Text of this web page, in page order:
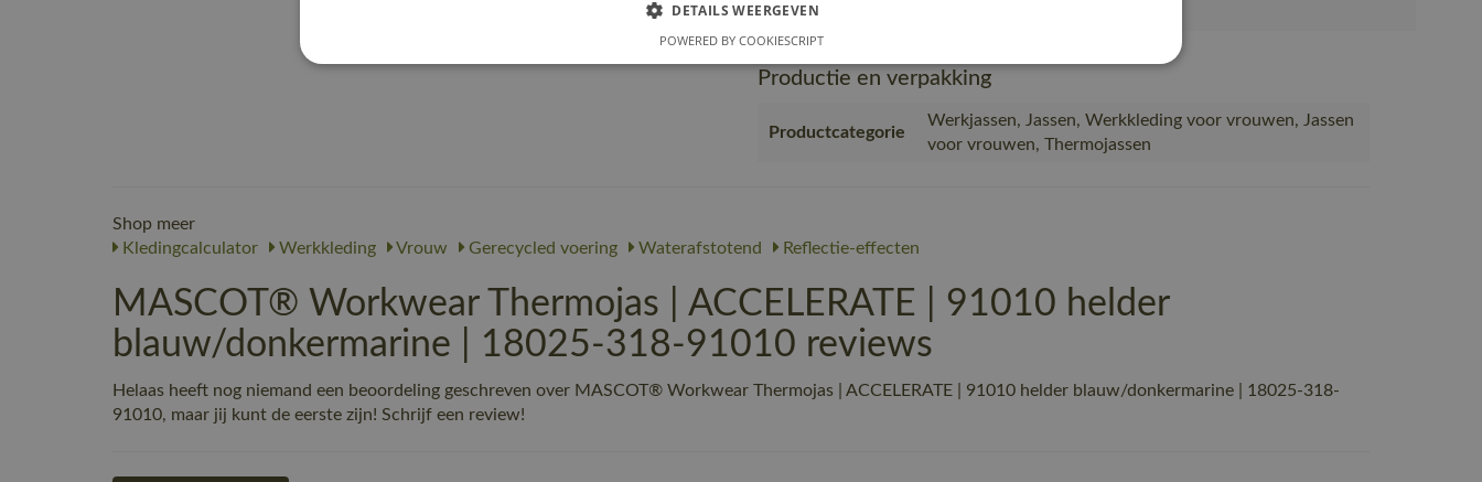
Productie en verpakking
Productcategorie
Werkjassen, Jassen, Werkkleding voor vrouwen, Jassen
voor vrouwen, Thermojassen
Shop meer
Kledingcalculator
Werkkleding Vrouw Gerecycled voering Waterafstotend Reflectie-effecten
MASCOT® Workwear Thermojas | ACCELERATE | 91010 helder
blauw/donkermarine | 18025-318-91010 reviews
Helaas heeft nog niemand een beoordeling geschreven over MASCOT® Workwear Thermojas | ACCELERATE | 91010 helder blauw/donkermarine | 18025-318-
91010, maar jij kunt de eerste zijn! Schrijf een review!
DETAILS WEERGEVEN
POWERED BY COOKIESCRIPT